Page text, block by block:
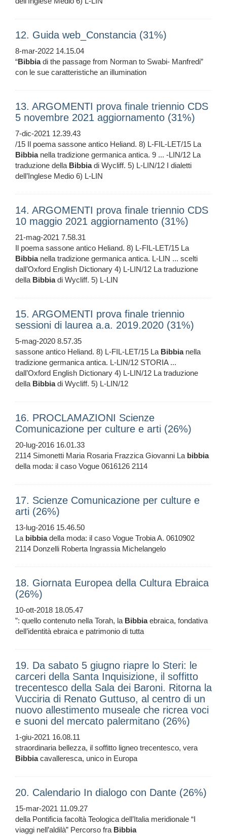
12. Guida web_Constancia (31%)
8-mar-2022 14.15.04
“Bibbiadi the passage from Norman to Swabi- Manfredi”
con le sue caratteristiche an illumination
13. ARGOMENTI prova finale triennio CDS
5 novembre 2021 aggiornamento (31%)
7-dic-2021 12.39.43
/15 Il poema sassone antico Heliand. 8) L-FIL-LET/15 La
Bibbianella tradizione germanica antica. 9 ... -LIN/12 La
traduzione della Bibbiadi Wycliff. 5) L-LIN/12 I dialetti
dell’Inglese Medio 6) L-LIN
14. ARGOMENTI prova finale triennio CDS
10 maggio 2021 aggiornamento (31%)
21-mag-2021 7.58.31
Il poema sassone antico Heliand. 8) L-FIL-LET/15 La
Bibbianella tradizione germanica antica. L-LIN ... scelti
dall’Oxford English Dictionary 4) L-LIN/12 La traduzione
della Bibbiadi Wycliff. 5) L-LIN
15. ARGOMENTI prova finale triennio
sessioni di laurea a.a. 2019.2020 (31%)
5-mag-2020 8.57.35
sassone antico Heliand. 8) L-FIL-LET/15 La Bibbianella
tradizione germanica antica. L-LIN/12 STORIA ...
dall’Oxford English Dictionary 4) L-LIN/12 La traduzione
della Bibbiadi Wycliff. 5) L-LIN/12
16. PROCLAMAZIONI Scienze
Comunicazione per culture e arti (26%)
20-lug-2016 16.01.33
2114 Simonetti Maria Rosaria Frazzica Giovanni La bibbia
della moda: il caso Vogue 0616126 2114
17. Scienze Comunicazione per culture e
arti (26%)
13-lug-2016 15.46.50
La bibbiadella moda: il caso Vogue Trobia A. 0610902
2114 Donzelli Roberta Ingrassia Michelangelo
18. Giornata Europea della Cultura Ebraica
(26%)
10-ott-2018 18.05.47
”: quello contenuto nella Torah, la Bibbiaebraica, fondativa
dell’identità ebraica e patrimonio di tutta
19. Da sabato 5 giugno riapre lo Steri: le
carceri della Santa Inquisizione, il soffitto
trecentesco della Sala dei Baroni. Ritorna la
Vucciria di Renato Guttuso, al centro di un
nuovo allestimento museale che ricrea voci
e suoni del mercato palermitano (26%)
1-giu-2021 16.08.11
straordinaria bellezza, il soffitto ligneo trecentesco, vera
Bibbiacavalleresca, unico in Europa
20. Calendario In dialogo con Dante (26%)
15-mar-2021 11.09.27
della Pontificia facoltà Teologica dell’Italia meridionale “I
viaggi nell’aldilà” Percorso fra Bibbia